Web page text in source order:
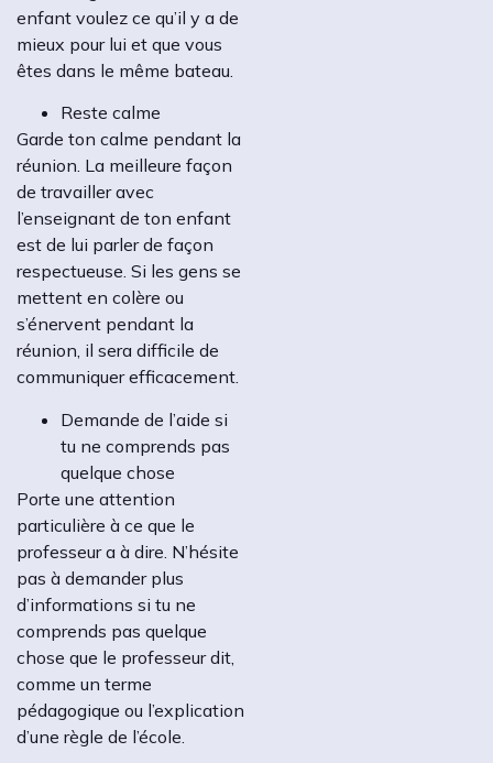
enfant voulez ce qu’il y a de
mieux pour lui et que vous
êtes dans le même bateau.
Reste calme
Garde ton calme pendant la
réunion. La meilleure façon
de travailler avec
l’enseignant de ton enfant
est de lui parler de façon
respectueuse. Si les gens se
mettent en colère ou
s’énervent pendant la
réunion, il sera difficile de
communiquer efficacement.
Demande de l’aide si
tu ne comprends pas
quelque chose
Porte une attention
particulière à ce que le
professeur a à dire. N’hésite
pas à demander plus
d’informations si tu ne
comprends pas quelque
chose que le professeur dit,
comme un terme
pédagogique ou l’explication
d’une règle de l’école.